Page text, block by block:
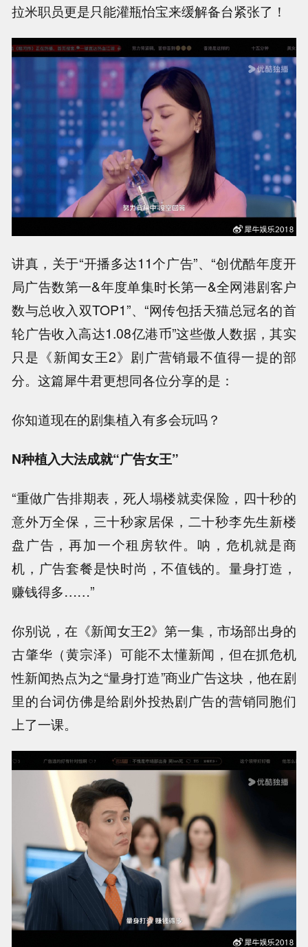
拉米职员更是只能灌瓶怡宝来缓解备台紧张了！
讲真，关于“开播多达11个广告”、“创优酷年度开
局广告数第一&年度单集时长第一&全网港剧客户
数与总收入双TOP1”、“网传包括天猫总冠名的首
轮广告收入高达1.08亿港币”这些傲人数据，其实
只是《新闻女王2》剧广营销最不值得一提的部
分。这篇犀牛君更想同各位分享的是：
你知道现在的剧集植入有多会玩吗？
N种植入大法成就“广告女王”
“重做广告排期表，死人塌楼就卖保险，四十秒的
意外万全保，三十秒家居保，二十秒李先生新楼
盘广告，再加一个租房软件。呐，危机就是商
机，广告套餐是快时尚，不值钱的。量身打造，
赚钱得多……”
你别说，在《新闻女王2》第一集，市场部出身的
古肇华（黄宗泽）可能不太懂新闻，但在抓危机
性新闻热点为之“量身打造”商业广告这块，他在剧
里的台词仿佛是给剧外投热剧广告的营销同胞们
上了一课。